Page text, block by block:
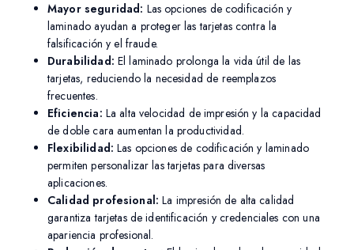
Mayor seguridad: Las opciones de codificación y
laminado ayudan a proteger las tarjetas contra la
falsificación y el fraude.
Durabilidad: El laminado prolonga la vida útil de las
tarjetas, reduciendo la necesidad de reemplazos
frecuentes.
Eficiencia: La alta velocidad de impresión y la capacidad
de doble cara aumentan la productividad.
Flexibilidad: Las opciones de codificación y laminado
permiten personalizar las tarjetas para diversas
aplicaciones.
Calidad profesional: La impresión de alta calidad
garantiza tarjetas de identificación y credenciales con una
apariencia profesional.